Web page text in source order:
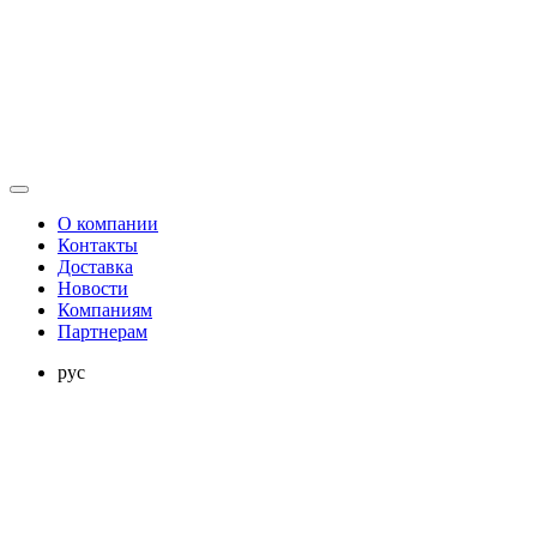
О компании
Контакты
Доставка
Новости
Компаниям
Партнерам
рус